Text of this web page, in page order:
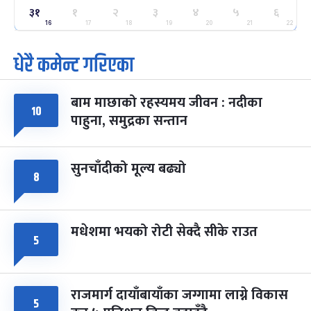
२५
मंगल
ग्याल्पो ल्होसार
फाल्गुन २५, २०८३ Mar 9, 2027
७ महिना बाँकी
७
आइत
पूर्णिमा व्रत
चैत्र ७, २०८३-Mar 21, 2027
८
सोम
फागुपूर्णिमा
चैत्र ८, २०८३-Mar 22, 2027
७ महिना बाँकी
३१
16
१
17
२
18
३
19
४
20
५
21
६
22
धेरै कमेन्ट गरिएका
१० बाम माछाको रहस्यमय जीवन : नदीका
पाहुना, समुद्रका सन्तान
८ सुनचाँदीको मूल्य बढ्यो
५ मधेशमा भयको रोटी सेक्दै सीके राउत
५ राजमार्ग दायाँबायाँका जग्गामा लाग्ने विकास